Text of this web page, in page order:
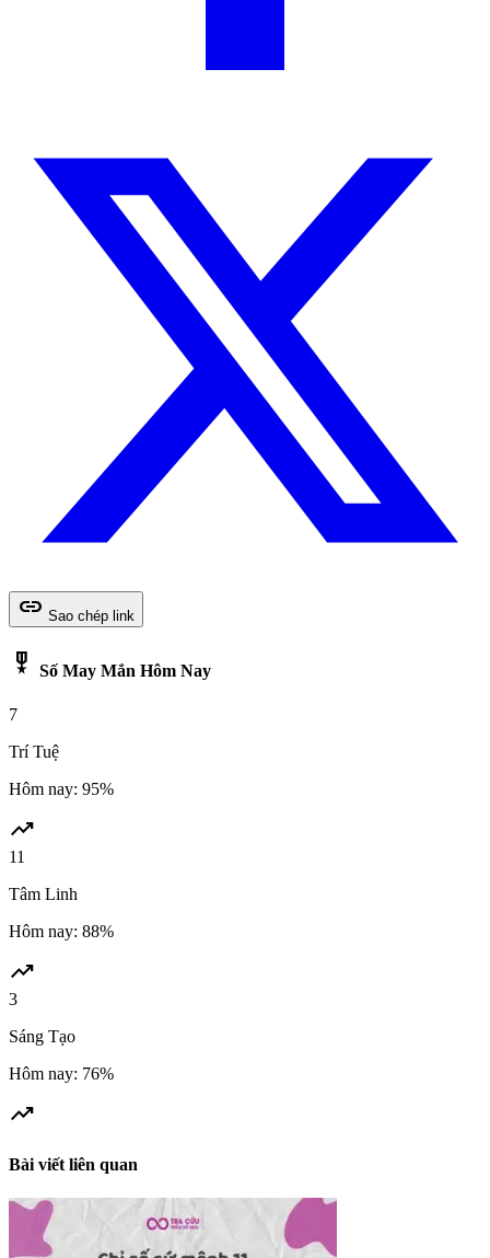
link Sao chép link
military_tech Số May Mắn Hôm Nay
7
Trí Tuệ
Hôm nay: 95%
trending_up
11
Tâm Linh
Hôm nay: 88%
trending_up
3
Sáng Tạo
Hôm nay: 76%
trending_up
Bài viết liên quan